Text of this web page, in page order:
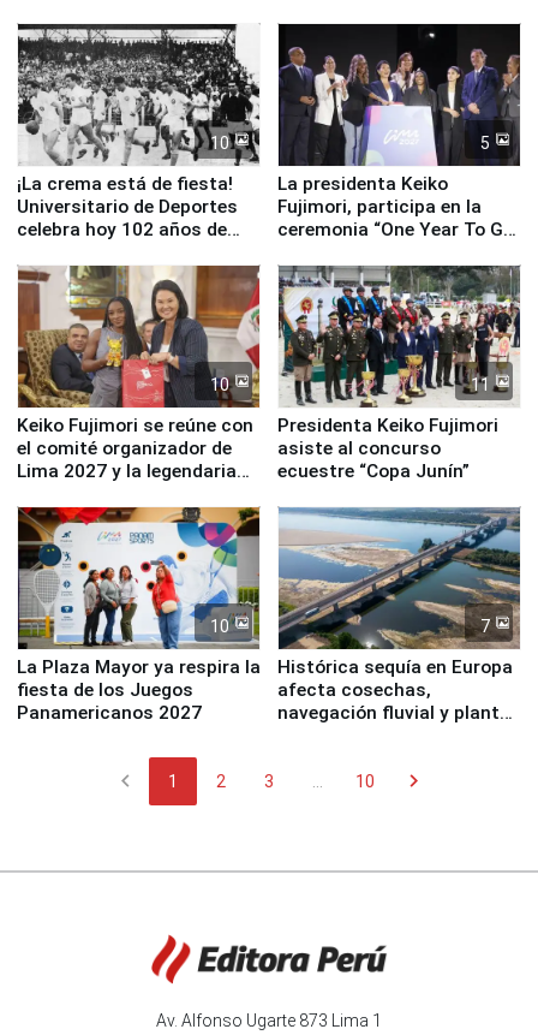
equipamiento para
Serenazgo
10
¡La crema está de fiesta!
Universitario de Deportes
celebra hoy 102 años de
5
La presidenta Keiko
Fujimori, participa en la
ceremonia “One Year To Go
10
Keiko Fujimori se reúne con
el comité organizador de
Lima 2027 y la legendaria
11
Presidenta Keiko Fujimori
asiste al concurso
ecuestre “Copa Junín”
10
La Plaza Mayor ya respira la
fiesta de los Juegos
Panamericanos 2027
7
Histórica sequía en Europa
afecta cosechas,
navegación fluvial y plantas
chevron_left 1 2 3 10 chevron_right
Av. Alfonso Ugarte 873 Lima 1